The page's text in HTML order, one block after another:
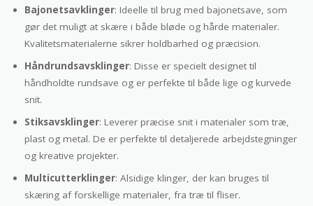
Bajonetsavklinger: Ideelle til brug med bajonetsave, som
gør det muligt at skære i både bløde og hårde materialer.
Kvalitetsmaterialerne sikrer holdbarhed og præcision.
Håndrundsavsklinger: Disse er specielt designet til
håndholdte rundsave og er perfekte til både lige og kurvede
snit.
Stiksavsklinger: Leverer præcise snit i materialer som træ,
plast og metal. De er perfekte til detaljerede arbejdstegninger
og kreative projekter.
Multicutterklinger: Alsidige klinger, der kan bruges til
skæring af forskellige materialer, fra træ til fliser.